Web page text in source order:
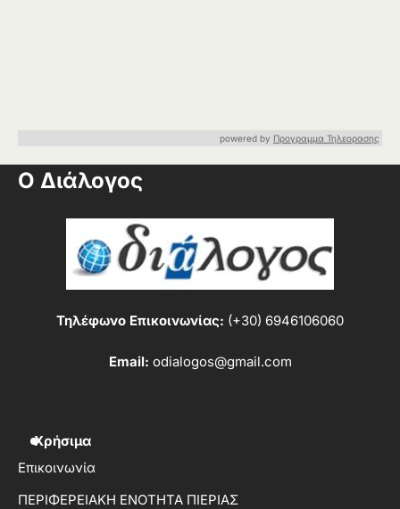
powered by Προγραμμα Τηλεορασης
Ο Διάλογος
Τηλέφωνο Επικοινωνίας: (+30) 6946106060
Email: odialogos@gmail.com
Χρήσιμα
Επικοινωνία
ΠΕΡΙΦΕΡΕΙΑΚΗ ΕΝΟΤΗΤΑ ΠΙΕΡΙΑΣ